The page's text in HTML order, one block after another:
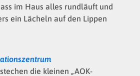
im Haus alles rundläuft und
ein Lächeln auf den Lippen
die kleinen „AOK-